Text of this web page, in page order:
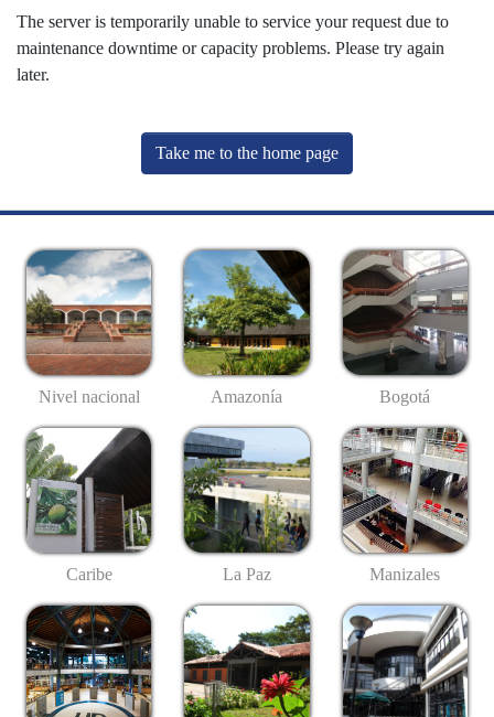
The server is temporarily unable to service your request due to
maintenance downtime or capacity problems. Please try again
later.
Take me to the home page
Nivel nacional Amazonía Bogotá
Caribe La Paz Manizales